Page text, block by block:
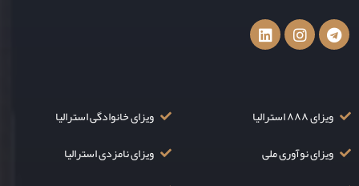
ویزای ۸۸۸ استرالیا
ویزای نوآوری ملی
ویزای خانوادگی استرالیا
ویزای نامزدی استرالیا